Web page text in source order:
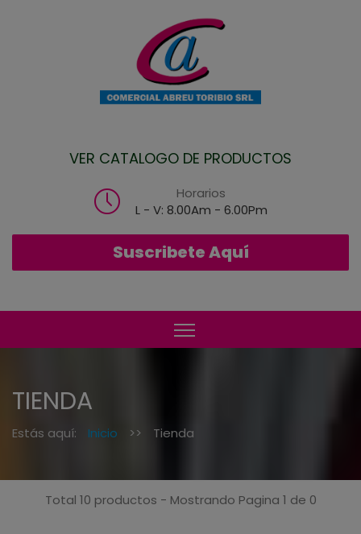
VER CATALOGO DE PRODUCTOS
Horarios
L - V: 8.00Am - 6.00Pm
Suscribete Aquí
TIENDA
Estás aquí: Inicio >> Tienda
Total 10 productos - Mostrando Pagina 1 de 0